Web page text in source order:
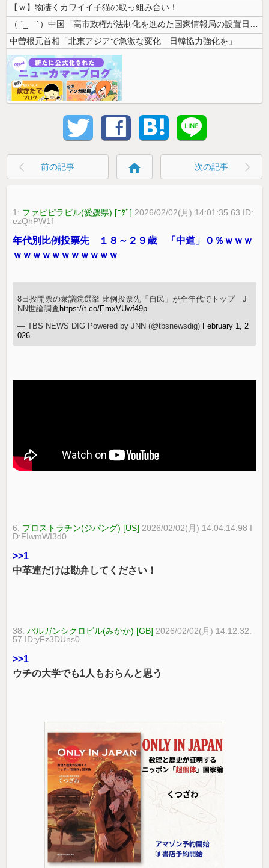
【ｗ】物凄くカワイイ子猫の取っ組み合い！
（ ´_ゝ`）中国「高市政権が法制化を進めた国家情報局の設置日が7月3...
中曽根元首相「北東アジアで急激な変化 日韓協力強化を」
前の記事 home 次の記事
1: ファビピラビル(愛媛県) [ﾆﾀﾞ] 2026/02/02(月) 14:01:35.63 ID:
ezQhPW1f
年代別比例投票先 １８～２９歳 「中道」０％ｗｗｗ
ｗｗｗｗｗｗｗｗｗｗｗ
8日投開票の衆議院選挙 比例投票先「自民」が全年代でトップ J
NN世論調査 https://t.co/EmxVUwf49p
— TBS NEWS DIG Powered by JNN (@tbsnewsdig) February 1, 2
026
6: プロストラチン(ジパング) [US] 2026/02/02(月) 14:04:14.98 I
D:FIwmWI3d0
>>1
中革連だけは勘弁してください！
38:バルガンシクロビル(みかか) [GB] 2026/02/02(月) 14:12:32.
57 ID:yFz3DUns0
>>1
ウチの大学でも1人もおらんと思う